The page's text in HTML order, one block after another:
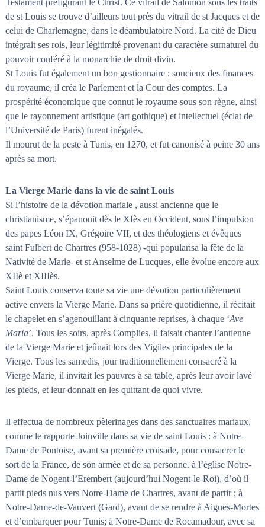
Testament préfigurant le Christ. Ce vitrail de Salomon sous les traits
de st Louis se trouve d’ailleurs tout près du vitrail de st Jacques et de
celui de Charlemagne, dans le déambulatoire Nord. La cité de Dieu
intégrait ses rois, leur légitimité provenant du caractère surnaturel du
pouvoir conféré à la monarchie de droit divin.
St Louis fut également un bon gestionnaire : soucieux des finances
du royaume, il créa le Parlement et la Cour des comptes. La
prospérité économique que connut le royaume sous son règne, ainsi
que le rayonnement artistique (art gothique) et intellectuel (éclat de
l’Université de Paris) furent inégalés.
Il mourut de la peste à Tunis, en 1270, et fut canonisé à peine 30 ans
après sa mort.
La Vierge Marie dans la vie de saint Louis
Si l’histoire de la dévotion mariale , aussi ancienne que le
christianisme, s’épanouit dès le XIès en Occident, sous l’impulsion
des papes Léon IX, Grégoire VII, et des théologiens et évêques
saint Fulbert de Chartres (958-1028) -qui popularisa la fête de la
Nativité de Marie- et st Anselme de Lucques, elle évolue encore aux
XIIè et XIIIès.
Saint Louis conserva toute sa vie une dévotion particulièrement
active envers la Vierge Marie. Dans sa prière quotidienne, il récitait
le chapelet en s’agenouillant à cinquante reprises, à chaque ‘Ave
Maria’. Tous les soirs, après Complies, il faisait chanter l’antienne
de la Vierge Marie et jeûnait lors des Vigiles principales de la
Vierge. Tous les samedis, jour traditionnellement consacré à la
Vierge Marie, il invitait les pauvres à sa table, après leur avoir lavé
les pieds, et leur donnait en les quittant de quoi vivre.
Il effectua de nombreux pèlerinages dans des sanctuaires mariaux,
comme le rapporte Joinville dans sa vie de saint Louis : à Notre-
Dame de Pontoise, avant sa première croisade, pour consacrer le
sort de la France, de son armée et de sa personne. à l’église Notre-
Dame de Nogent-l’Erembert (aujourd’hui Nogent-le-Roi), d’où il
partit pieds nus vers Notre-Dame de Chartres, avant de partir ; à
Notre-Dame-de-Vauvert (Gard), avant de se rendre à Aigues-Mortes
et d’embarquer pour Tunis; à Notre-Dame de Rocamadour, avec sa